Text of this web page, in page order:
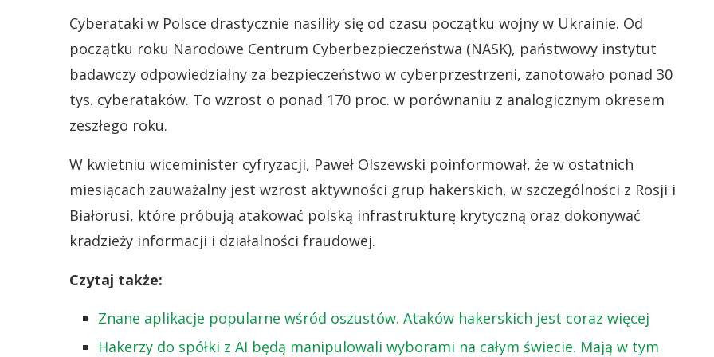
Cyberataki w Polsce drastycznie nasiliły się od czasu początku wojny w Ukrainie. Od
początku roku Narodowe Centrum Cyberbezpieczeństwa (NASK), państwowy instytut
badawczy odpowiedzialny za bezpieczeństwo w cyberprzestrzeni, zanotowało ponad 30
tys. cyberataków. To wzrost o ponad 170 proc. w porównaniu z analogicznym okresem
zeszłego roku.
W kwietniu wiceminister cyfryzacji, Paweł Olszewski poinformował, że w ostatnich
miesiącach zauważalny jest wzrost aktywności grup hakerskich, w szczególności z Rosji i
Białorusi, które próbują atakować polską infrastrukturę krytyczną oraz dokonywać
kradzieży informacji i działalności fraudowej.
Czytaj także:
Znane aplikacje popularne wśród oszustów. Ataków hakerskich jest coraz więcej
Hakerzy do spółki z AI będą manipulowali wyborami na całym świecie. Mają w tym